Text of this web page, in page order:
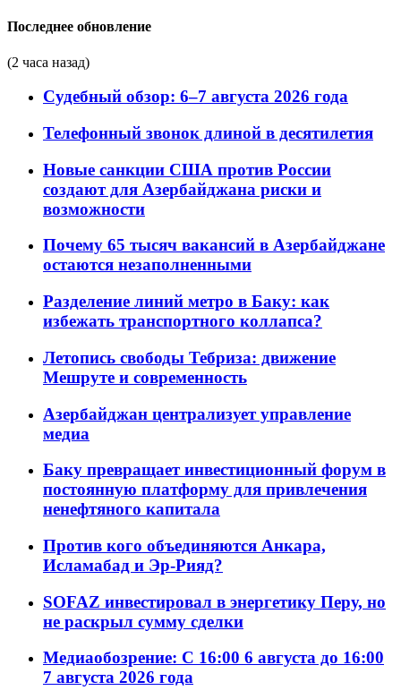
Последнее обновление
(2 часа назад)
Судебный обзор: 6–7 августа 2026 года
Телефонный звонок длиной в десятилетия
Новые санкции США против России
создают для Азербайджана риски и
возможности
Почему 65 тысяч вакансий в Азербайджане
остаются незаполненными
Разделение линий метро в Баку: как
избежать транспортного коллапса?
Летопись свободы Тебриза: движение
Мешруте и современность
Азербайджан централизует управление
медиа
Баку превращает инвестиционный форум в
постоянную платформу для привлечения
ненефтяного капитала
Против кого объединяются Анкара,
Исламабад и Эр-Рияд?
SOFAZ инвестировал в энергетику Перу, но
не раскрыл сумму сделки
Медиаобозрение: С 16:00 6 августа до 16:00
7 августа 2026 года